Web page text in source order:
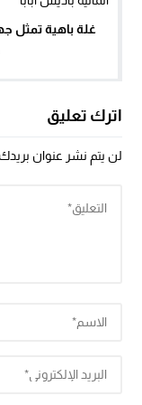
غلة باهية تمثل
اترك تعليق
لن يتم نشر عنوان بريدك